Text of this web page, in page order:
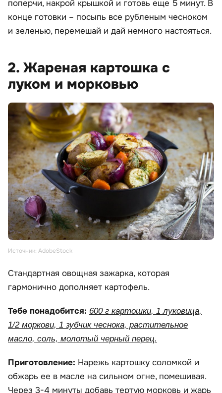
поперчи, накрой крышкой и готовь еще 5 минут. В
конце готовки – посыпь все рубленым чесноком
и зеленью, перемешай и дай немного настояться.
2. Жареная картошка с
луком и морковью
Источник: AdobeStock
Стандартная овощная зажарка, которая
гармонично дополняет картофель.
Тебе понадобится: 600 г картошки, 1 луковица,
1/2 моркови, 1 зубчик чеснока, растительное
масло, соль, молотый черный перец.
Приготовление: Нарежь картошку соломкой и
обжарь ее в масле на сильном огне, помешивая.
Через 3-4 минуты добавь тертую морковь и жарь